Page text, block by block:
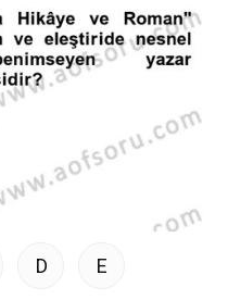
D E